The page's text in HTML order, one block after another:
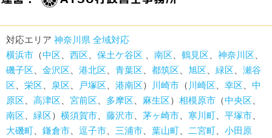
対応エリア 神奈川県 全域対応
横浜市 （中区 西区 保土ケ谷区 南区 鶴見区 神奈川区
磯子区
金沢区 港北区 青葉区 都筑区 旭区 緑区
瀬谷
区
栄区 泉区 戸塚区 港南区） 川崎市 （ 川崎区 幸区
中
原区
高津区 宮前区 多摩区 麻生区） 相模原市 （中央区
南区
緑区） 横須賀市 藤沢市 茅ヶ崎市 寒川町 平塚市
大磯町
鎌倉市 逗子市 三浦市 葉山町 二宮町 小田原